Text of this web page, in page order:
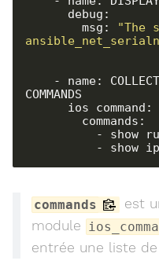
        msg:
"The
COMMANDS
-
commands
est
module
entrée une liste